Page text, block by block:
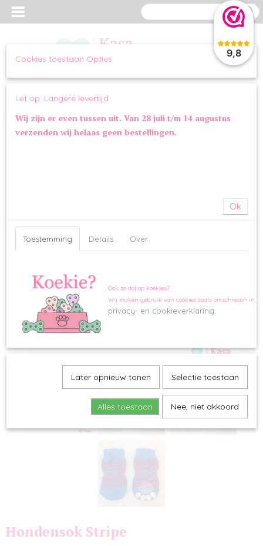
9,8
Inloggen
Home>KLEDING>BAD & BED>Hondensok Stripe
Hondensok Stripe
Cookies toestaan Opties
Let op: Langere levertijd
Wij zijn er even tussen uit. Van 28 juli t/m 14 augustus
verzenden wij helaas geen bestellingen.
Ok
Toestemming Details Over
Ook zo dol op koekjes?
Wij maken gebruik van cookies zoals omschreven in
privacy- en cookieverklaring.
Later opnieuw tonen Selectie toestaan
Alles toestaan Nee, niet akkoord